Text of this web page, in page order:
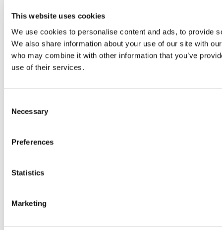
This website uses cookies
We use cookies to personalise content and ads, to provide
We also share information about your use of our site with
who may combine it with other information that you’ve
use of their services.
Selection
Necessary
Preferences
Statistics
Marketing